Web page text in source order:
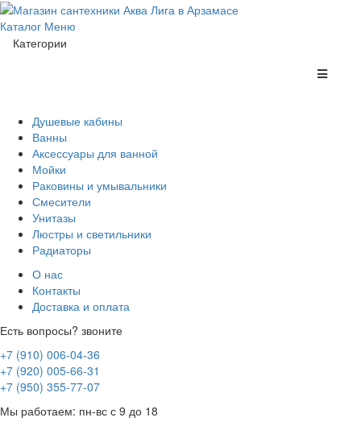
Каталог Меню
Категории
Душевые кабины
Ванны
Аксессуары для ванной
Мойки
Раковины и умывальники
Смесители
Унитазы
Люстры и светильники
Радиаторы
О нас
Контакты
Доставка и оплата
Есть вопросы? звоните
+7 (910) 006-04-36
+7 (920) 005-66-31
+7 (950) 355-77-07
Мы работаем: пн-вс с 9 до 18